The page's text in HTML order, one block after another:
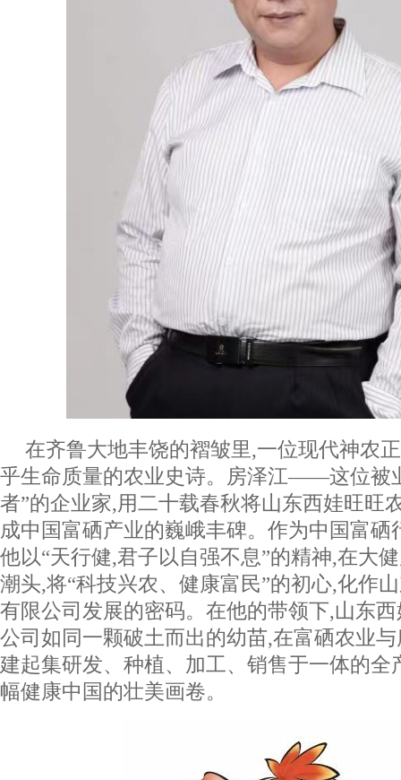
在齐鲁大地丰饶的褶皱里,一位现代神农
乎生命质量的农业史诗。房泽江——这位被
者”的企业家,用二十载春秋将山东西娃旺旺
成中国富硒产业的巍峨丰碑。作为中国富硒
他以“天行健,君子以自强不息”的精神,在大
潮头,将“科技兴农、健康富民”的初心,化作
有限公司发展的密码。在他的带领下,山东
公司如同一颗破土而出的幼苗,在富硒农业
建起集研发、种植、加工、销售于一体的全
幅健康中国的壮美画卷。